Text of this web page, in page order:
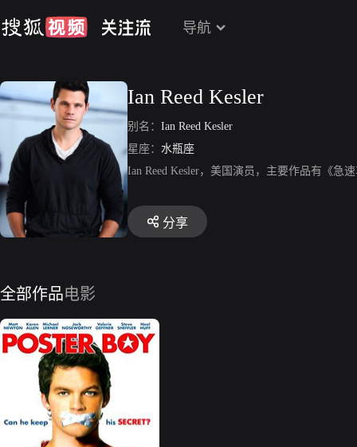
导航
Ian Reed Kesler
别名： Ian Reed Kesler
星座： 水瓶座
Ian Reed Kesler，美国演员，主要作品有《急
分享
全部作品电影